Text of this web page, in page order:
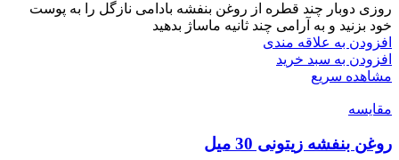
روزی دوبار چند قطره از روغن بنفشه بادامی نازگل را به پوست
خود بزنید و به آرامی چند ثانیه ماساژ بدهید
افزودن به علاقه مندی
افزودن به سبد خرید
مشاهده سریع
مقایسه
روغن بنفشه زیتونی 30 میل